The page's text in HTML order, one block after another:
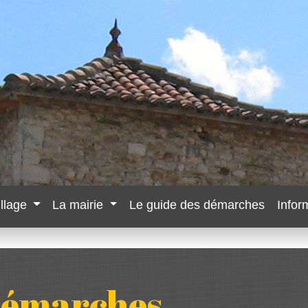
La mairie Le guide des démarches